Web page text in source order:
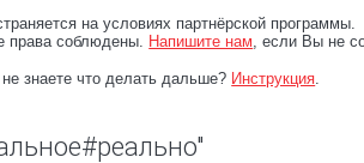
на условиях партнёрской программы.
права соблюдены. Напишите нам, если Вы не
знаете что делать дальше? Инструкция.